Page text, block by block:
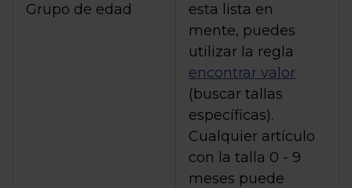
Grupo de edad
esta lista en
mente, puedes
utilizar la regla
encontrar valor
(buscar tallas
específicas).
Cualquier artículo
con la talla 0 - 9
meses puede